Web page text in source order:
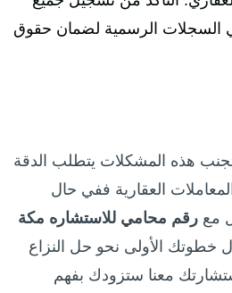
في السجلات الرسمية لضمان حقوق
هذه المشكلات يتطلب الدقة
العقارية ففي حال
مع رقم محامي للاستشاره مكة
خطوتك الأولى نحو حل النزاع
معنا ستزودك بفهم